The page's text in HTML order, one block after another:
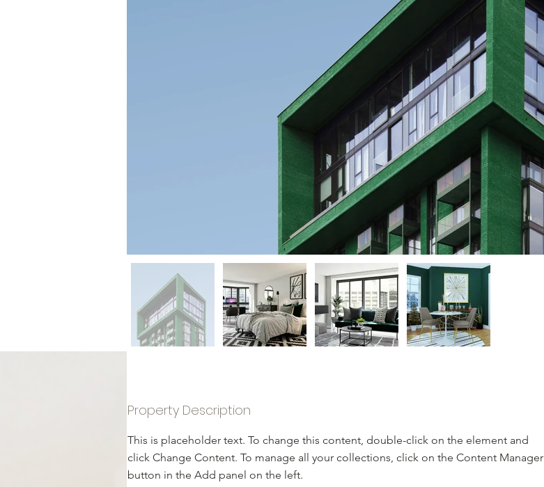
Property Description
This is placeholder text. To change this content, double-click on the element and
click Change Content. To manage all your collections, click on the Content Manager
button in the Add panel on the left.